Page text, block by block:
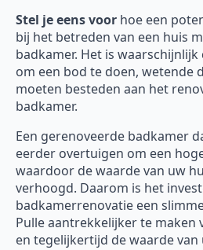
Stel je eens voor hoe een
bij het betreden van een huis
badkamer. Het is
om een bod te doen, wetende
moeten besteden aan het
badkamer.
Een gerenoveerde badkamer
eerder overtuigen om een
waardoor de waarde van uw
verhoogd. Daarom is het
badkamerrenovatie een
Pulle aantrekkelijker te
en tegelijkertijd de waarde